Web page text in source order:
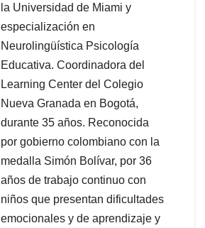
la Universidad de Miami y
especialización en
Neurolingüística Psicología
Educativa. Coordinadora del
Learning Center del Colegio
Nueva Granada en Bogotá,
durante 35 años. Reconocida
por gobierno colombiano con la
medalla Simón Bolívar, por 36
años de trabajo continuo con
niños que presentan dificultades
emocionales y de aprendizaje y